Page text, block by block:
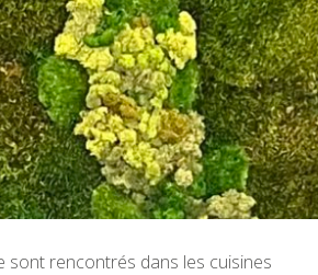
sont rencontrés dans les cuisines